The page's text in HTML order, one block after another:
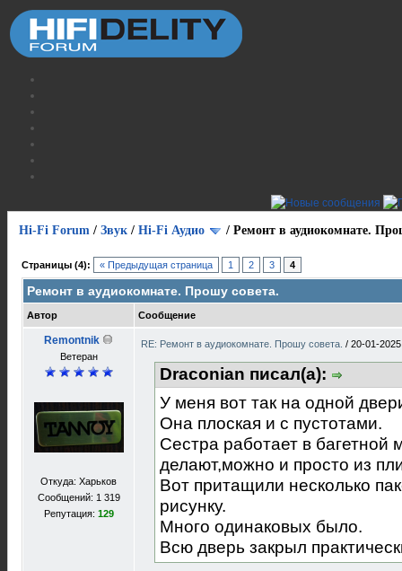
Hi-Fi Forum / Звук / Hi-Fi Аудио / Ремонт в аудиокомнате.
Страницы (4): « Предыдущая страница 1 2 3 4
Ремонт в аудиокомнате. Прошу совета.
Автор Сообщение
Remontnik
Ветеран
Откуда: Харьков
Сообщений: 1 319
Репутация: 129
RE: Ремонт в аудиокомнате. Прошу совета. / 20-01-
Draconian писал(а):
У меня вот так на одной
Она плоская и с пустотами.
Сестра работает в багетной
делают,можно и просто из
Вот притащили несколько
рисунку.
Много одинаковых было.
Всю дверь закрыл